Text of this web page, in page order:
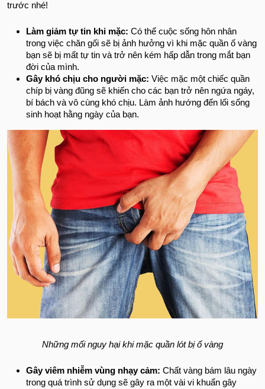
trước nhé!
Làm giảm tự tin khi mặc: Có thể cuộc sống hôn nhân
trong việc chăn gối sẽ bị ảnh hưởng vì khi mặc quần ố vàng
bạn sẽ bị mất tự tin và trở nên kém hấp dẫn trong mắt bạn
đời của mình.
Gây khó chịu cho người mặc: Việc mặc một chiếc quần
chíp bị vàng đũng sẽ khiến cho các bạn trở nên ngứa ngáy,
bí bách và vô cùng khó chịu. Làm ảnh hướng đến lối sống
sinh hoạt hằng ngày của bạn.
Những mối nguy hại khi mặc quần lót bị ố vàng
Gây viêm nhiễm vùng nhạy cảm: Chất vàng bám lâu ngày
trong quá trình sử dụng sẽ gây ra một vài vi khuẩn gây